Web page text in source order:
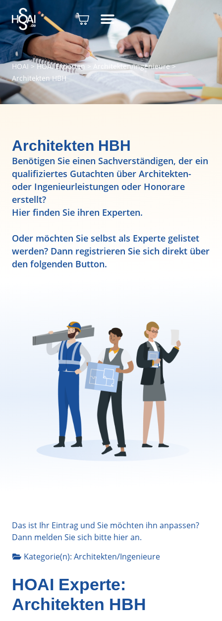
HOAI > HOAI Experten> Architekten/Ingenieure>
Architekten HBH
Architekten HBH
Benötigen Sie einen Sachverständigen, der ein
qualifiziertes Gutachten über Architekten-
oder Ingenieurleistungen oder Honorare
erstellt?
Hier finden Sie ihren Experten.
Oder möchten Sie selbst als Experte gelistet
werden? Dann registrieren Sie sich direkt über
den folgenden Button.
Das ist Ihr Eintrag und Sie möchten ihn anpassen?
Dann melden Sie sich bitte hieran.
Kategorie(n): Architekten/Ingenieure
HOAI Experte:
Architekten HBH